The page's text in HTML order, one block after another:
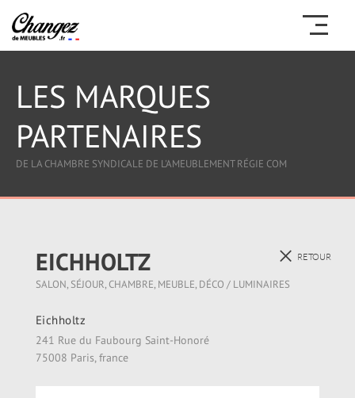
LES MARQUES
PARTENAIRES
DE LA CHAMBRE SYNDICALE DE L'AMEUBLEMENT RÉGIE COM
RETOUR
EICHHOLTZ
SALON, SÉJOUR, CHAMBRE, MEUBLE, DÉCO / LUMINAIRES
Eichholtz
241 Rue du Faubourg Saint-Honoré
75008 Paris, france